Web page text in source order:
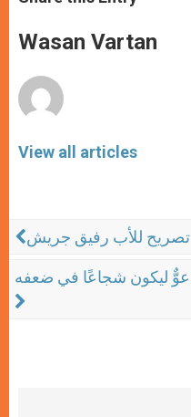
s
p
p
e
g
e
b
o
k
r
Wasan Vartan
View all articles
تصريح للأب رفيق جريش